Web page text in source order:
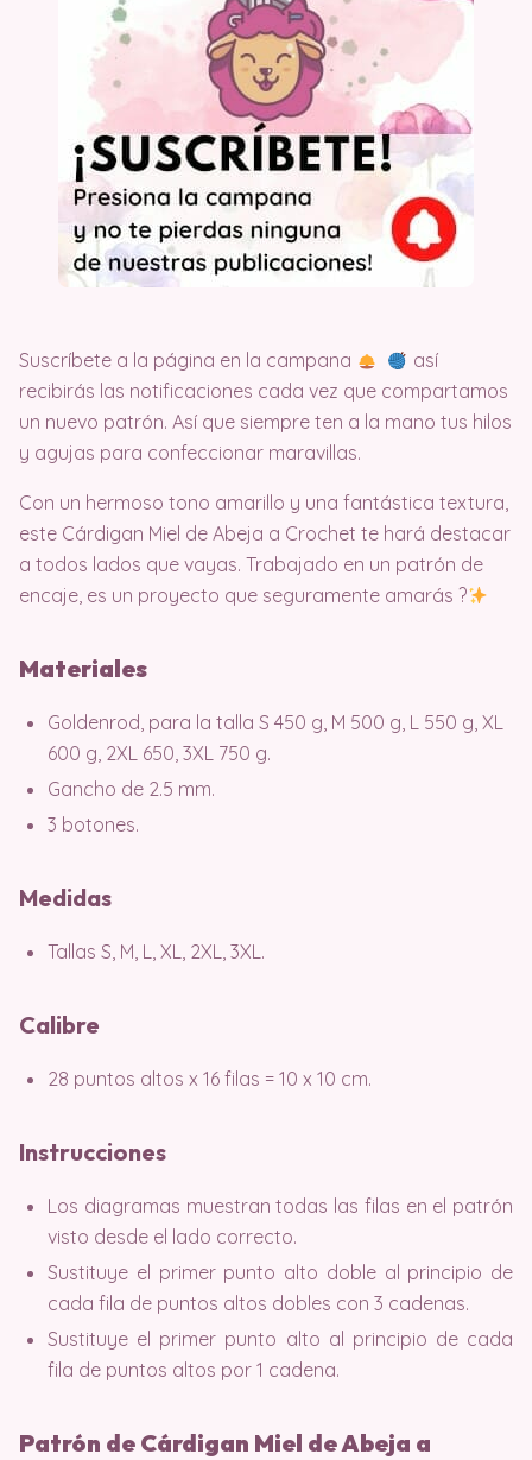
Suscríbete a la página en la campana
así
recibirás las notificaciones cada vez que compartamos
un nuevo patrón. Así que siempre ten a la mano tus hilos
y agujas para confeccionar maravillas.
Con un hermoso tono amarillo y una fantástica textura,
este Cárdigan Miel de Abeja a Crochet te hará destacar
a todos lados que vayas. Trabajado en un patrón de
encaje, es un proyecto que seguramente amarás ?
Materiales
Goldenrod, para la talla S 450 g, M 500 g, L 550 g, XL
600 g, 2XL 650, 3XL 750 g.
Gancho de 2.5 mm.
3 botones.
Medidas
Tallas S, M, L, XL, 2XL, 3XL.
Calibre
28 puntos altos x 16 filas = 10 x 10 cm.
Instrucciones
Los diagramas muestran todas las filas en el patrón
visto desde el lado correcto.
Sustituye el primer punto alto doble al principio de
cada fila de puntos altos dobles con 3 cadenas.
Sustituye el primer punto alto al principio de cada
fila de puntos altos por 1 cadena.
Patrón de Cárdigan Miel de Abeja a